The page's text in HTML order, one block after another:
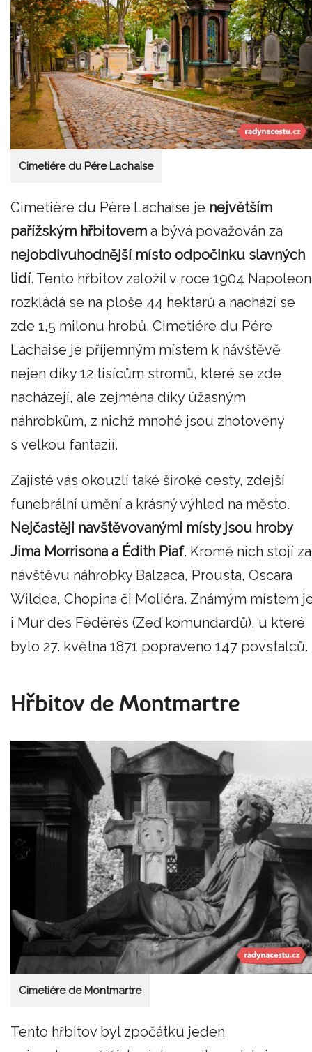
Cimetiére du Pére Lachaise
Cimetière du Père Lachaise je největším
pařížským hřbitovem a bývá považován za
nejobdivuhodnější místo odpočinku slavných
lidí. Tento hřbitov založil v roce 1904
rozkládá se na ploše 44 hektarů a nachází se
zde 1,5 milonu hrobů. Cimetiére du Pére
Lachaise je příjemným místem k návštěvě
nejen díky 12 tisícům stromů, které se zde
nacházejí, ale zejména díky úžasným
náhrobkům, z nichž mnohé jsou zhotoveny
s velkou fantazií.
Zajisté vás okouzlí také široké cesty, zdejší
funebrální umění a krásný výhled na město.
Nejčastěji navštěvovanými místy jsou hroby
Jima Morrisona a Édith Piaf. Kromě nich stojí za
návštěvu náhrobky Balzaca, Prousta, Oscara
Wildea, Chopina či Moliéra. Známým místem
i Mur des Fédérés (Zeď komundardů), u které
bylo 27. května 1871 popraveno 147 povstalců.
Hřbitov de Montmartre
Cimetiére de Montmartre
Tento hřbitov byl zpočátku jeden